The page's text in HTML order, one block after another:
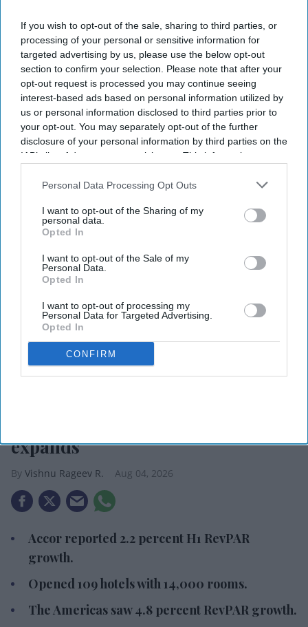
If you wish to opt-out of the sale, sharing to third parties, or
processing of your personal or sensitive information for
targeted advertising by us, please use the below opt-out
section to confirm your selection. Please note that after your
opt-out request is processed you may continue seeing
interest-based ads based on personal information utilized by
us or personal information disclosed to third parties prior to
your opt-out. You may separately opt-out of the further
disclosure of your personal information by third parties on the
IAB’s list of downstream participants. This information may
Downstream Participantsthat may further disclose it to other
Personal Data Processing Opt Outs
I want to opt-out of the Sharing of my
personal data.
Opted In
I want to opt-out of the Sale of my
Personal Data.
Opted In
I want to opt-out of processing my
Personal Data for Targeted Advertising.
Opted In
CONFIRM
By subscribing, you agree to our Terms & Conditions.
View Terms & Conditions
expands
Vishnu Rageev R. Aug 04, 2026
Accor reported 2.2 percent H1 RevPAR
growth.
Opened 109 hotels with 14,000 rooms.
The Americas saw 4.8 percent RevPAR growth.